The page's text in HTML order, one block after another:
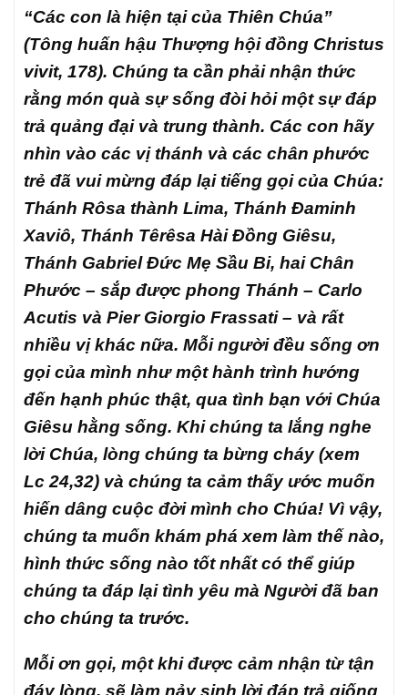
“Các con là hiện tại của Thiên Chúa”
(Tông huấn hậu Thượng hội đồng Christus
vivit, 178). Chúng ta cần phải nhận thức
rằng món quà sự sống đòi hỏi một sự đáp
trả quảng đại và trung thành. Các con hãy
nhìn vào các vị thánh và các chân phước
trẻ đã vui mừng đáp lại tiếng gọi của Chúa:
Thánh Rôsa thành Lima, Thánh Đaminh
Xaviô, Thánh Têrêsa Hài Đồng Giêsu,
Thánh Gabriel Đức Mẹ Sầu Bi, hai Chân
Phước – sắp được phong Thánh – Carlo
Acutis và Pier Giorgio Frassati – và rất
nhiều vị khác nữa. Mỗi người đều sống ơn
gọi của mình như một hành trình hướng
đến hạnh phúc thật, qua tình bạn với Chúa
Giêsu hằng sống. Khi chúng ta lắng nghe
lời Chúa, lòng chúng ta bừng cháy (xem
Lc 24,32) và chúng ta cảm thấy ước muốn
hiến dâng cuộc đời mình cho Chúa! Vì vậy,
chúng ta muốn khám phá xem làm thế nào,
hình thức sống nào tốt nhất có thể giúp
chúng ta đáp lại tình yêu mà Người đã ban
cho chúng ta trước.
Mỗi ơn gọi, một khi được cảm nhận từ tận